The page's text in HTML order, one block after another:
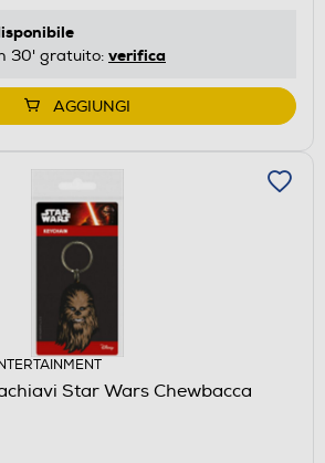
30' gratuito: verifica
AGGIUNGI
Star Wars Chewbacca